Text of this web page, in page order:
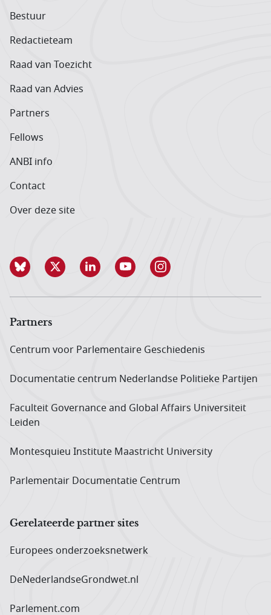
Bestuur
Redactieteam
Raad van Toezicht
Raad van Advies
Partners
Fellows
ANBI info
Contact
Over deze site
Partners
Centrum voor Parlementaire Geschiedenis
Documentatie centrum Neder­landse Politieke Partijen
Faculteit Governance and Global Affairs Universiteit
Leiden
Montesquieu Institute Maastricht University
Parlementair Documentatie Centrum
Gerelateerde partner sites
Europees onderzoeks­netwerk
DeNederlandseGrondwet.nl
Parlement.com